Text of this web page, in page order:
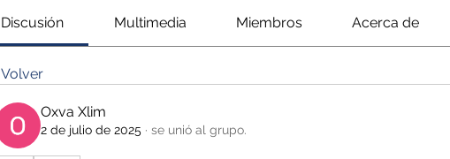
Discusión Multimedia Miembros Acerca de
Volver
Oxva Xlim
2 de julio de 2025 · se unió al grupo.